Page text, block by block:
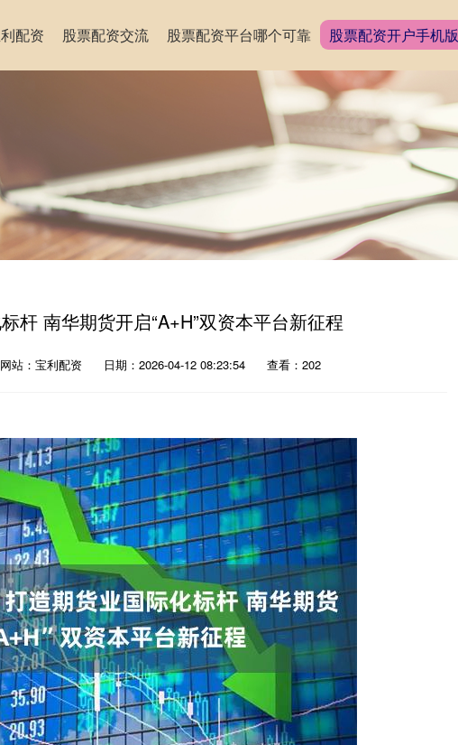
配资 股票配资交流 股票配资平台哪个可靠 股票配资开户手机版
杆 南华期货开启“A+H”双资本平台新征程
网站：宝利配资 日期：2026-04-12 08:23:54 查看：202